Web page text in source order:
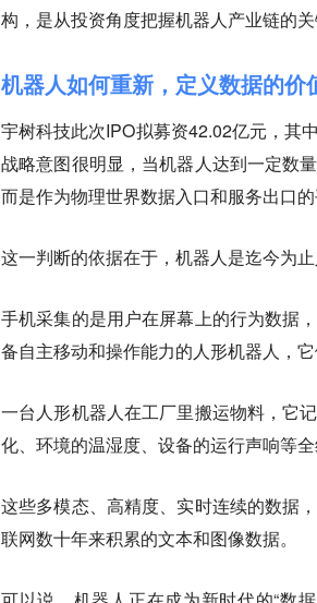
构，是从投资角度把握机器人产业链的关
机器人如何重新，定义数据的价
宇树科技此次IPO拟募资42.02亿元，其
战略意图很明显，当机器人达到一定数
而是作为物理世界数据入口和服务出口的
这一判断的依据在于，机器人是迄今为
手机采集的是用户在屏幕上的行为数据
备自主移动和操作能力的人形机器人，
一台人形机器人在工厂里搬运物料，它
化、环境的温湿度、设备的运行声响等全
这些多模态、高精度、实时连续的数据
联网数十年来积累的文本和图像数据。